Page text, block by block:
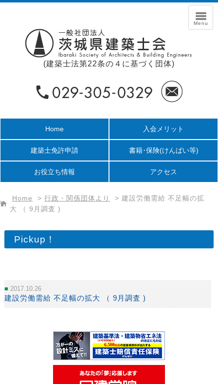
(建築士法第22条の４に基づく団体)
Home 入会メリット
建築士免許申請 書籍･保険(けんばい等)
お役立ち情報 アクセス
Home > 行政・関係団体より > 建設労働需給 不足幅の拡
大 （ 9月調査 )
Pickup！
2017.10.26
建設労働需給 不足幅の拡大 （ 9月調査 )